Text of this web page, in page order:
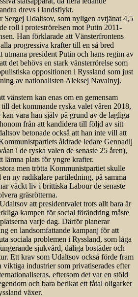
drevs i landsflykt.
Sergej Udaltsov, som nyligen avtjänat 4,5
roll i proteströrelsen mot Putin 2011-
Han förklarade att Vänsterfrontens
progressiva krafter till en så bred
utmana president Putin och hans regim av
det behövs en stark vänsterrörelse som
oppositionen i Ryssland som just
av nationalisten Aleksej Navalnyj.
vänstern kan enas om en gemensam
det kommande ryska valet våren 2018,
kan vara han själv på grund av de lagliga
från att kandidera till följd av sitt
betonade också att han inte vill att
åldrade ledare Gennadij
i de ryska valen de senaste 25 åren),
lämna plats för yngre krafter.
men trötta Kommunistpartiet skulle
ny radikalare partiledning, på samma
väckt liv i brittiska Labour de senaste
gräsrötterna.
att presidentvalet trots allt bara är
kampen för social förändring måste
varje dag. Därför planerar
en landsomfattande kampanj för att
sociala problemen i Ryssland, som låga
sjukvård, dåliga bostäder och
Ett krav som Udaltsov också förde fram
viktiga industrier som privatiserades efter
eftersom det var en stöld
och bara berikat ett fåtal oligarker
växer.